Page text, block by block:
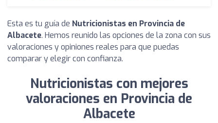
Esta es tu guía de Nutricionistas en Provincia de
Albacete. Hemos reunido las opciones de la zona con sus
valoraciones y opiniones reales para que puedas
comparar y elegir con confianza.
Nutricionistas con mejores
valoraciones en Provincia de
Albacete